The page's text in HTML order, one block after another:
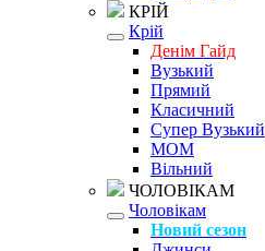
КРІЙ
Крій
Денім Гайд
Вузький
Прямий
Класичний
Супер Вузький
MOM
Вільний
ЧОЛОВІКАМ
Чоловікам
Новий сезон